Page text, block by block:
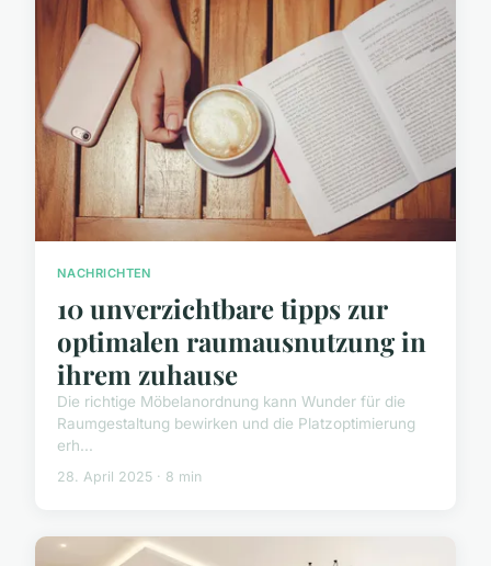
NACHRICHTEN
10 unverzichtbare tipps zur
optimalen raumausnutzung in
ihrem zuhause
Die richtige Möbelanordnung kann Wunder für die
Raumgestaltung bewirken und die Platzoptimierung
erh...
28. April 2025 · 8 min